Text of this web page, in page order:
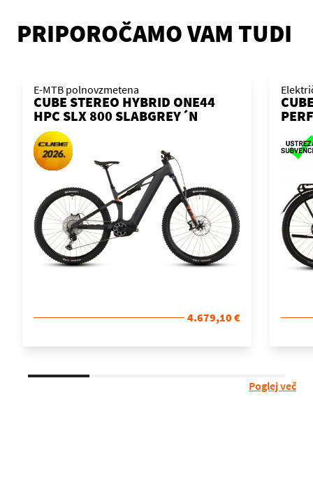
PRIPOROČAMO VAM TUDI
E-MTB polnovzmetena
CUBE STEREO HYBRID ONE44
HPC SLX 800 SLABGREY´N
´ORANGE 2026 KOLO
4.679,10 €
Poglej več